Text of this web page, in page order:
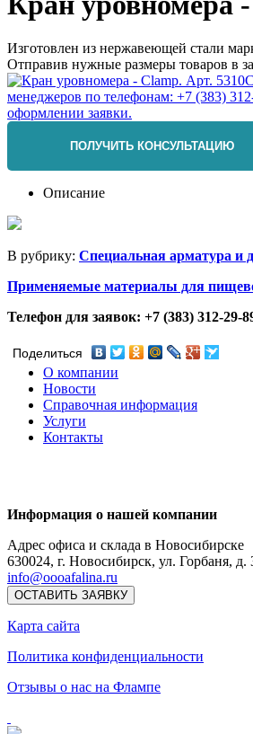
Изготовлен из нержавеющей стали
Отправив нужные размеры товаров в
ПОЛУЧИТЬ КОНСУЛЬТАЦИЮ
Описание
В рубрику: Специальная арматура и
Применяемые материалы для
Телефон для заявок: +7 (383) 312-29-
Поделиться
О компании
Новости
Справочная информация
Услуги
Контакты
Информация о нашей компании
Адрес офиса и склада в Новосибирске
630024, г. Новосибирск, ул. Горбаня, д.
info@oooafalina.ru
ОСТАВИТЬ ЗАЯВКУ
Карта сайта
Политика конфиденциальности
Отзывы о нас на Флампе